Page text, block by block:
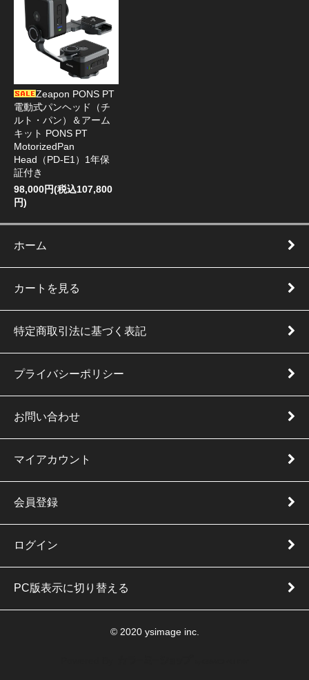
Zeapon PONS PT
電動式パンヘッド（チ
ルト・パン）＆アーム
キット PONS PT
MotorizedPan
Head（PD-E1）1年保
証付き
98,000円(税込107,800
円)
ホーム
カートを見る
特定商取引法に基づく表記
プライバシーポリシー
お問い合わせ
マイアカウント
会員登録
ログイン
PC版表示に切り替える
© 2020 ysimage inc.